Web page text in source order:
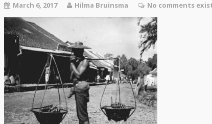
March 6, 2017 Hilma Bruinsma No comments